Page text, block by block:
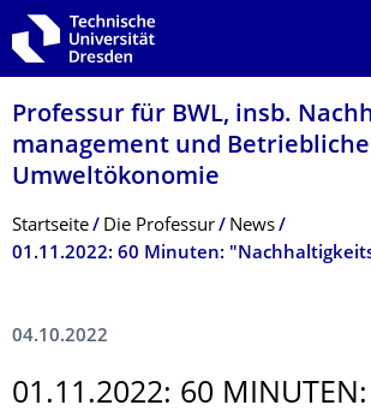
Zur Hauptnavigation springen
Zur Suche springen
Zum Inhalt springen
Professur für BWL, insb.
management und Betriebliche
Umweltökonomie
Breadcrumb-Menü
Startseite Die Professur
News
04.10.2022
01.11.2022: 60 MINUTEN: